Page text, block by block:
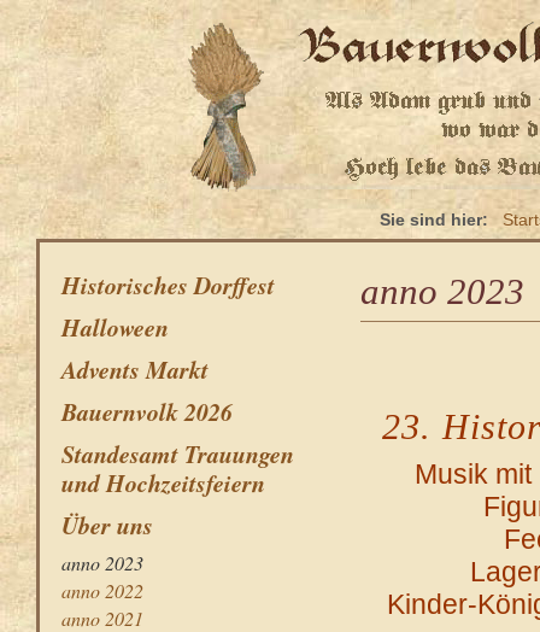
Sie sind hier:
Historisches Dorffest
Halloween
Advents Markt
Bauernvolk 2026
Standesamt Trauungen
und Hochzeitsfeiern
Über uns
anno 2023
anno 2022
anno 2021
anno 2023
23.
Musik
Kinder-